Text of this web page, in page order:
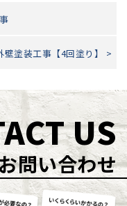
塗装工事【4回塗り】 >
US
問い合わせ